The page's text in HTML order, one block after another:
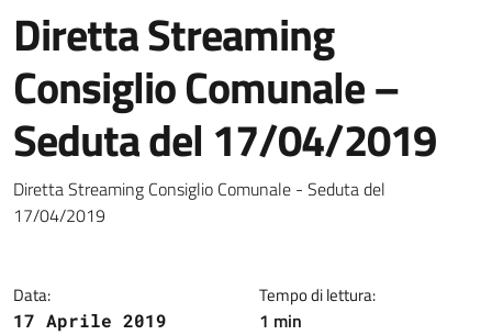
Diretta Streaming
Consiglio Comunale –
Seduta del 17/04/2019
Dettagli della notizia
Diretta Streaming Consiglio Comunale - Seduta del
17/04/2019
Data:
17 Aprile 2019
Tempo di lettura:
1 min